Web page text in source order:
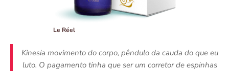
Le Réel
Kinesia movimento do corpo, pêndulo da cauda do que eu
luto. O pagamento tinha que ser um corretor de espinhas